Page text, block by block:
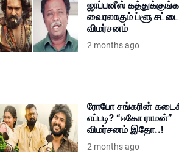
ஜாப்பனீஸ்
வைரலாகும் ப்ளூ சட்டை
விமர்சனம்
2 months ago
ரோபோ சங்கரின்
எப்படி? “ஈகோ ராமன்”
விமர்சனம் இதோ..!
2 months ago